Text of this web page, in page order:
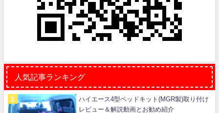
人気記事ランキング
ハイエース4型ベッドキット(MGR製)取り付け
レビュー＆解説動画とお勧め紹介